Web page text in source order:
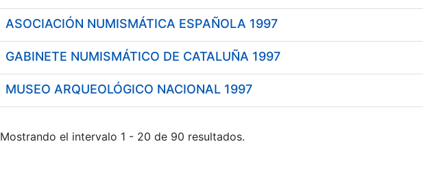
ASOCIACIÓN NUMISMÁTICA ESPAÑOLA 1997
GABINETE NUMISMÁTICO DE CATALUÑA 1997
MUSEO ARQUEOLÓGICO NACIONAL 1997
Mostrando el intervalo 1 - 20 de 90 resultados.